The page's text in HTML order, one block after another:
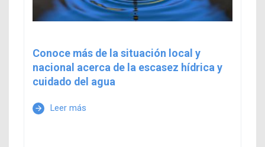
Conoce más de la situación local y
nacional acerca de la escasez hídrica y
cuidado del agua
arrow_forward Leer más